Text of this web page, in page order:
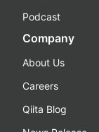
Podcast
Company
About Us
Careers
Qiita Blog